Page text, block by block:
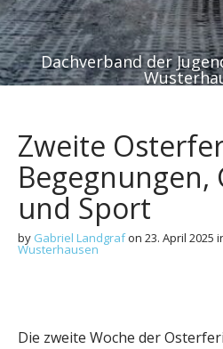
Dachverband der
Zweite
Begegnungen,
und Sport
by Gabriel Landgrafon 23. April 2025
Wusterhausen
Die zweite Woche der